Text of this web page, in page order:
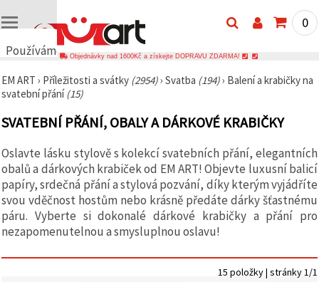
Používáme
🍪
Používáme
podobné
technologie,
zajistili
správné
fungování
webu,
zlepšili vaše
prostředí
při jeho
používání a
souhlasem
0
Objednávky nad 1600Kč a získejte DOPRAVU ZDARMA!
EM ART › Příležitosti a svátky (2954)› Svatba (194)› Balení a krabičky na
svatební přání (15)
SVATEBNÍ PŘÁNÍ, OBALY A DÁRKOVÉ KRABIČKY
Oslavte lásku stylově s kolekcí svatebních přání, elegantních
obalů a dárkových krabiček od EM ART! Objevte luxusní balicí
papíry, srdečná přání a stylová pozvání, díky kterým vyjádříte
svou vděčnost hostům nebo krásně předáte dárky šťastnému
páru. Vyberte si dokonalé dárkové krabičky a přání pro
nezapomenutelnou a smysluplnou oslavu!
15 položky | stránky 1/1